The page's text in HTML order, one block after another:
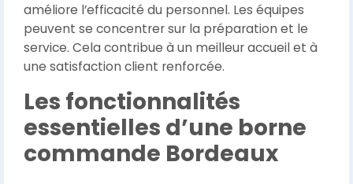
améliore l’efficacité du personnel. Les équipes
peuvent se concentrer sur la préparation et le
service. Cela contribue à un meilleur accueil et à
une satisfaction client renforcée.
Les fonctionnalités
essentielles d’une borne
commande Bordeaux